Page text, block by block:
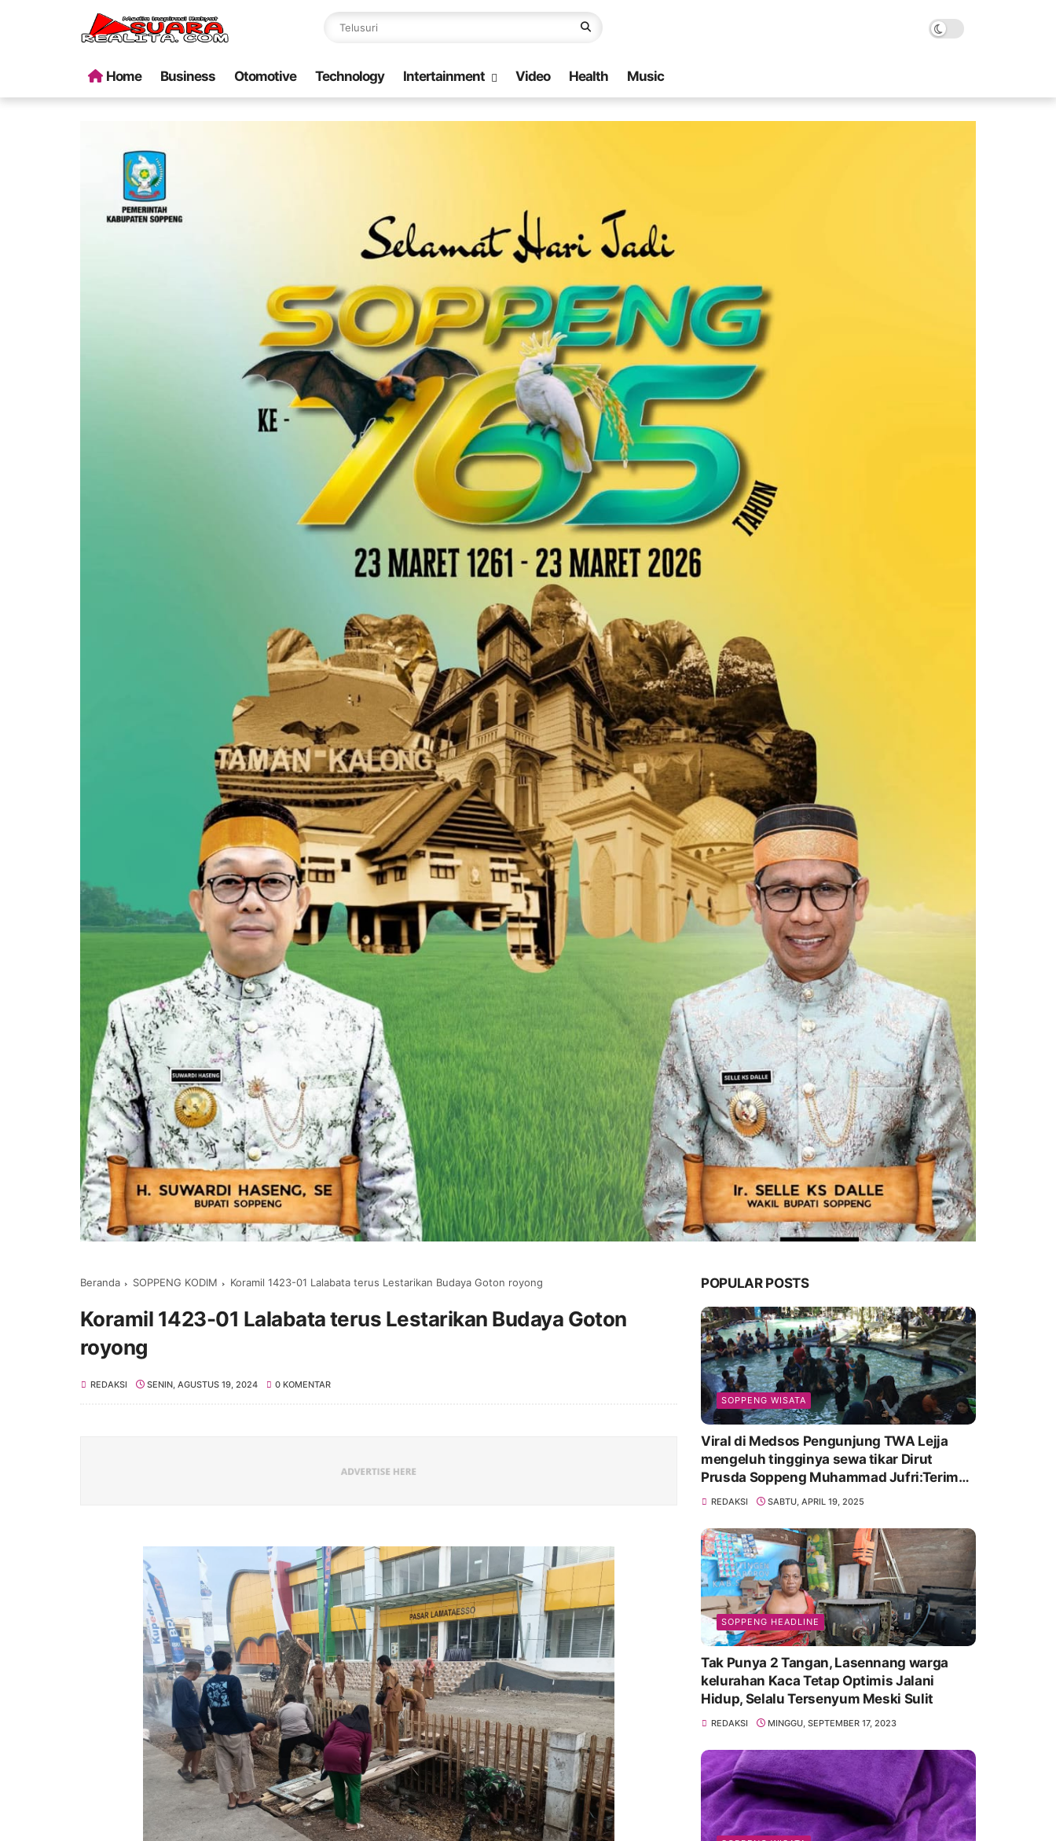
Home Business Otomotive Technology Intertainment Video Health Music
Beranda SOPPENG KODIM Koramil 1423-01 Lalabata terus Lestarikan Budaya Goton royong
Koramil 1423-01 Lalabata terus Lestarikan Budaya Goton
royong
REDAKSI SENIN, AGUSTUS 19, 2024 0 KOMENTAR
POPULAR POSTS
SOPPENG WISATA
Viral di Medsos Pengunjung TWA Lejja
mengeluh tingginya sewa tikar Dirut
Prusda Soppeng Muhammad Jufri:Terima
kasih bu bantu Promosikan
REDAKSI SABTU, APRIL 19, 2025
SOPPENG HEADLINE
Tak Punya 2 Tangan, Lasennang warga
kelurahan Kaca Tetap Optimis Jalani
Hidup, Selalu Tersenyum Meski Sulit
REDAKSI MINGGU, SEPTEMBER 17, 2023